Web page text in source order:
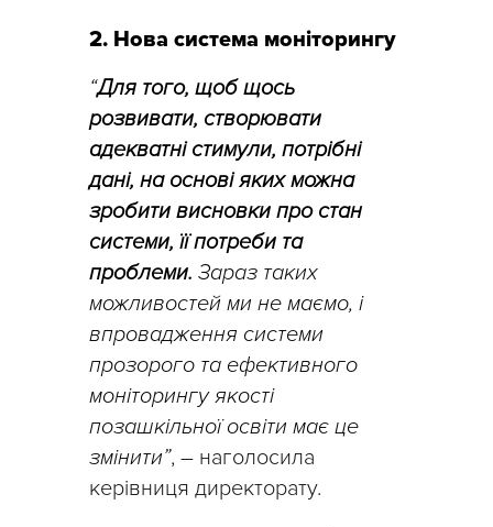
2. Нова система моніторингу
“Для того, щоб щось
розвивати, створювати
адекватні стимули, потрібні
дані, на основі яких можна
зробити висновки про стан
системи, її потреби та
проблеми. Зараз таких
можливостей ми не маємо, і
впровадження системи
прозорого та ефективного
моніторингу якості
позашкільної освіти має це
змінити”, – наголосила
керівниця директорату.